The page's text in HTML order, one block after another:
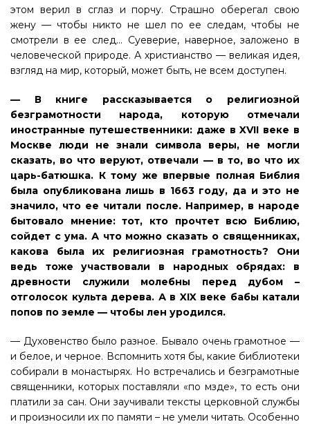
этом верил в сглаз и порчу. Страшно оберегал свою
жену — чтобы никто не шел по ее следам, чтобы не
смотрели в ее след... Суеверие, наверное, заложено в
человеческой природе. А христианство — великая идея,
взгляд на мир, который, может быть, не всем доступен.
— В книге рассказывается о религиозной
безграмотности народа, которую отмечали
иностранные путешественники: даже в XVII веке в
Москве люди не знали символа веры, не могли
сказать, во что веруют, отвечали — в то, во что их
царь-батюшка. К тому же впервые полная Библия
была опубликована лишь в 1663 году, да и это не
значило, что ее читали после. Например, в народе
бытовало мнение: тот, кто прочтет всю Библию,
сойдет с ума. А что можно сказать о священниках,
какова была их религиозная грамотность? Они
ведь тоже участвовали в народных обрядах: в
древности служили молебны перед дубом –
отголосок культа дерева. А в XIX веке бабы катали
попов по земле — чтобы лен уродился.
— Духовенство было разное. Бывало очень грамотное —
и белое, и черное. Вспомнить хотя бы, какие библиотеки
собирали в монастырях. Но встречались и безграмотные
священники, которых поставляли «по мзде», то есть они
платили за сан. Они заучивали тексты церковной службы
и произносили их по памяти – не умели читать. Особенно